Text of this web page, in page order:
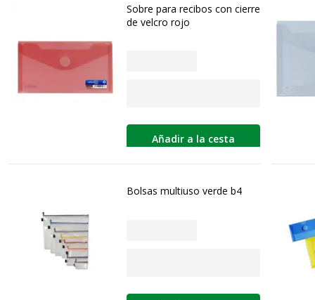
Sobre para recibos con cierre
de velcro rojo
Añadir a la cesta
Bolsas multiuso verde b4